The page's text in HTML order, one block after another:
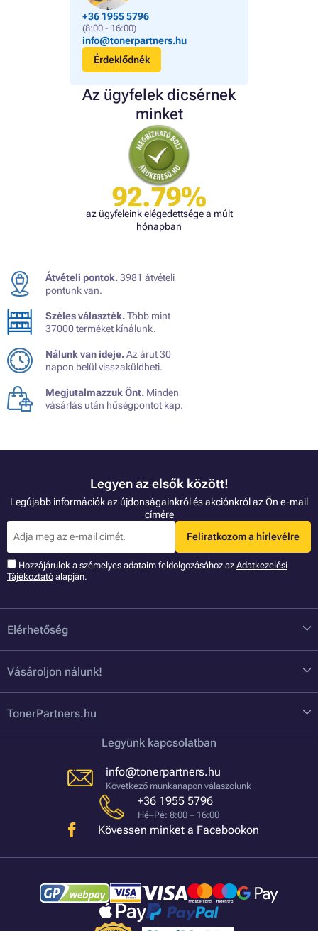
+36 1955 5796
(8:00 - 16:00)
info@tonerpartners.hu
Érdeklődnék
Az ügyfelek dicsérnek
minket
92.79%
az ügyfeleink elégedettsége a múlt
hónapban
Átvételi pontok.3981 átvételi
pontunk van.
Széles választék.Több mint
37000 terméket kínálunk.
Nálunk van ideje.Az árut 30
napon belül visszaküldheti.
Megjutalmazzuk Önt. Minden
vásárlás után hűségpontot kap.
Legyen az elsők között!
Legújabb információk az újdonságainkról és akciónkról az Ön e-mail
címére
Feliratkozom a hírlevélre
Hozzájárulok a szémelyes adataim feldolgozásához az Adatkezelési
Tájékoztató alapján.
Elérhetőség
Vásároljon nálunk!
TonerPartners.hu
Legyünk kapcsolatban
info@tonerpartners.hu
Következő munkanapon válaszolunk
+36 1955 5796
Hé–Pé: 8:00 – 16:00
Kövessen minket a Facebookon